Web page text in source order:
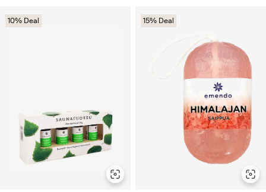
10% Deal 15% Deal